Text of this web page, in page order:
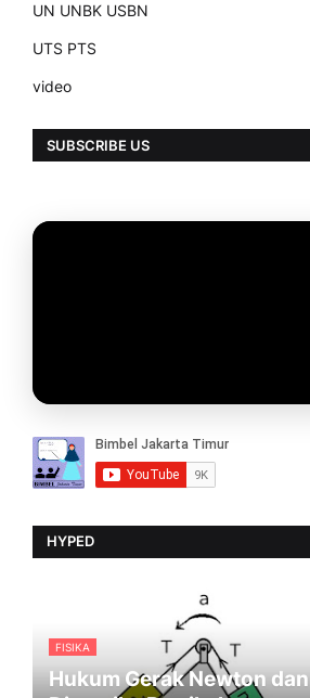
UN UNBK USBN
UTS PTS
video
SUBSCRIBE US
HYPED
FISIKA
Hukum Gerak Newton dan